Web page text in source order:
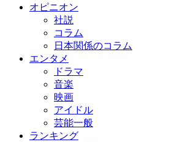
オピニオン
社説
コラム
日本関係のコラム
エンタメ
ドラマ
音楽
映画
アイドル
芸能一般
ランキング